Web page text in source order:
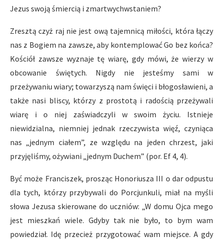
Jezus swoją śmiercią i zmartwychwstaniem?
Zresztą czyż raj nie jest ową tajemnicą miłości, która łączy
nas z Bogiem na zawsze, aby kontemplować Go bez końca?
Kościół zawsze wyznaje tę wiarę, gdy mówi, że wierzy w
obcowanie świętych. Nigdy nie jesteśmy sami w
przeżywaniu wiary; towarzyszą nam święci i błogosławieni, a
także nasi bliscy, którzy z prostotą i radością przeżywali
wiarę i o niej zaświadczyli w swoim życiu. Istnieje
niewidzialna, niemniej jednak rzeczywista więź, czyniąca
nas „jednym ciałem”, ze względu na jeden chrzest, jaki
przyjęliśmy, ożywiani „jednym Duchem” (por. Ef 4, 4).
Być może Franciszek, prosząc Honoriusza III o dar odpustu
dla tych, którzy przybywali do Porcjunkuli, miał na myśli
słowa Jezusa skierowane do uczniów: „W domu Ojca mego
jest mieszkań wiele. Gdyby tak nie było, to bym wam
powiedział. Idę przecież przygotować wam miejsce. A gdy